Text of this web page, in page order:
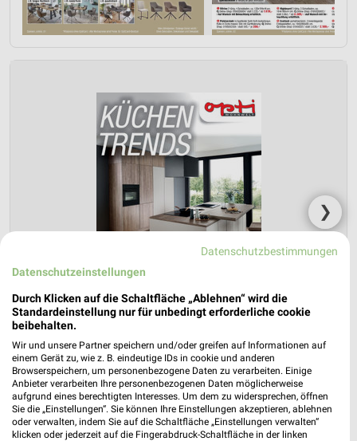
❯
Opti Wohnwelt Prospekt für Haiger ab Di.
den 26.05.
Küchentrends
Datenschutzbestimmungen
Datenschutzeinstellungen
Durch Klicken auf die Schaltfläche „Ablehnen“ wird die
Standardeinstellung nur für unbedingt erforderliche cookie
beibehalten.
Wir und unsere Partner speichern und/oder greifen auf Informationen auf
einem Gerät zu, wie z. B. eindeutige IDs in cookie und anderen
Browserspeichern, um personenbezogene Daten zu verarbeiten. Einige
Anbieter verarbeiten Ihre personenbezogenen Daten möglicherweise
aufgrund eines berechtigten Interesses. Um dem zu widersprechen, öffnen
Sie die „Einstellungen“. Sie können Ihre Einstellungen akzeptieren, ablehnen
oder verwalten, indem Sie auf die Schaltfläche „Einstellungen verwalten“
klicken oder jederzeit auf die Fingerabdruck-Schaltfläche in der linken